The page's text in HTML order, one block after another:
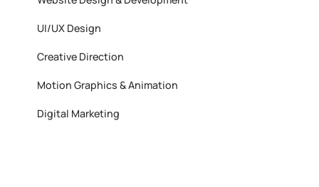
UI/UX Design
Creative Direction
Motion Graphics & Animation
Digital Marketing